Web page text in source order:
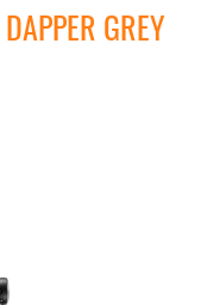
GREY